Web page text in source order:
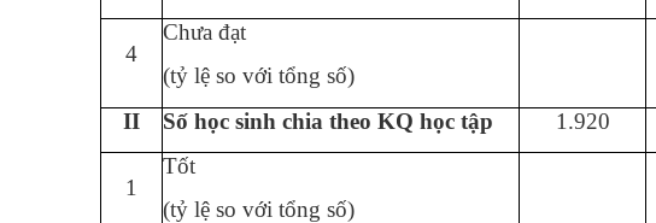
4
Chưa đạt
(tỷ lệ so với tổng số)
II Số học sinh chia theo KQ học tập 1.920
1
Tốt
(tỷ lệ so với tổng số)